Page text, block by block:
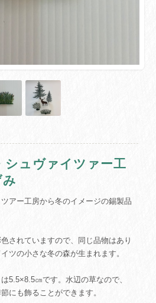
シュヴァイツァー工
アー工房から冬のイメージの錫製品
されていますので、同じ品物はあり
ツの小さな冬の森が生まれます。
5.5×8.5㎝です。水辺の草なので、
にも飾ることができます。